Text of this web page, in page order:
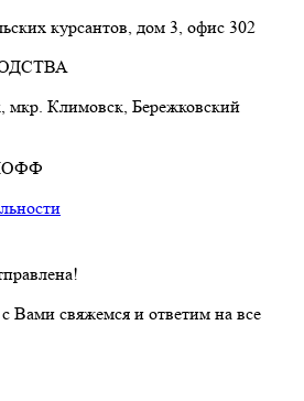
курсантов, дом 3, офис 302
мкр. Климовск, Бережковский
Вами свяжемся и ответим на все